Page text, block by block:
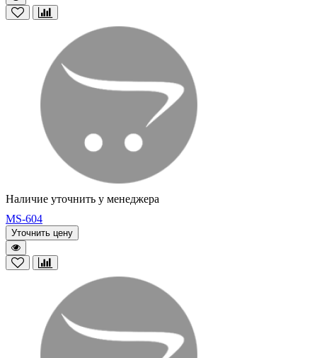
Наличие уточнить у менеджера
MS-604
Уточнить цену